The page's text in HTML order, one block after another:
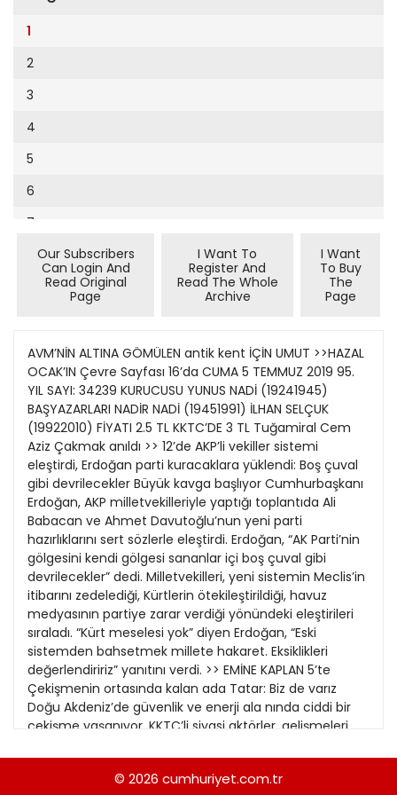
Cumhuriyet Sağlıklı Beslenme
Cumhuriyet Sokak
Cumhuriyet Spor
Cumhuriyet Strateji
Cumhuriyet Tarım
Cumhuriyet Yılbaşı
Çerçeve Eki
Dergi Eki
Ekonomi Eki
Evleniyoruz
Güney Dogu
Kitap Eki
Özel Ekler
Özel Okullar
Sevgililer Günü
Siyaset Eki
Sürdürülebilir yaşam
Turizm Eki
Yerel Yönetimler
1994
1991
1990
1989
1988
1987
1986
1985
1984
1983
1982
1981
1980
9
10
11
12
13
14
15
16
19
20
21
22
23
24
25
26
27
28
29
30
31
1
2
3
4
5
6
7
11
12
13
14
15
16
Our Subscribers
Can Login And
Read Original
Page
I Want To
Register And
Read The Whole
Archive
I Want
To Buy
The
Page
AVM’NİN ALTINA GÖMÜLEN antik kent İÇİN UMUT >>HAZAL
OCAK’IN Çevre Sayfası 16’da CUMA 5 TEMMUZ 2019 95.
YIL SAYI: 34239 KURUCUSU YUNUS NADİ (19241945)
BAŞYAZARLARI NADİR NADİ (19451991) İLHAN SELÇUK
(19922010) FİYATI 2.5 TL KKTC’DE 3 TL Tuğamiral Cem
Aziz Çakmak anıldı >> 12’de AKP’li vekiller sistemi
eleştirdi, Erdoğan parti kuracaklara yüklendi: Boş çuval
gibi devrilecekler Büyük kavga başlıyor Cumhurbaşkanı
Erdoğan, AKP milletvekilleriyle yaptığı toplantıda Ali
Babacan ve Ahmet Davutoğlu’nun yeni parti
hazırlıklarını sert sözlerle eleştirdi. Erdoğan, “AK Parti’nin
gölgesini kendi gölgesi sananlar içi boş çuval gibi
devrilecekler” dedi. Milletvekilleri, yeni sistemin Meclis’in
itibarını zedelediği, Kürtlerin ötekileştirildiği, havuz
medyasının partiye zarar verdiği yönündeki eleştirileri
sıraladı. “Kürt meselesi yok” diyen Erdoğan, “Eski
sistemden bahsetmek millete hakaret. Eksiklikleri
değerlendiririz” yanıtını verdi. >> EMİNE KAPLAN 5’te
Çekişmenin ortasında kalan ada Tatar: Biz de varız
Doğu Akdeniz’de güvenlik ve enerji ala nında ciddi bir
çekişme yaşanıyor. KKTC’li siyasi aktörler, gelişmeleri
ada daki Türk toplumunu yok sayan tarafla ra
“hakkımıza saygı duy” mesajı verdi. >> MİNE ESEN’İN YAZI
© 2026 cumhuriyet.com.tr